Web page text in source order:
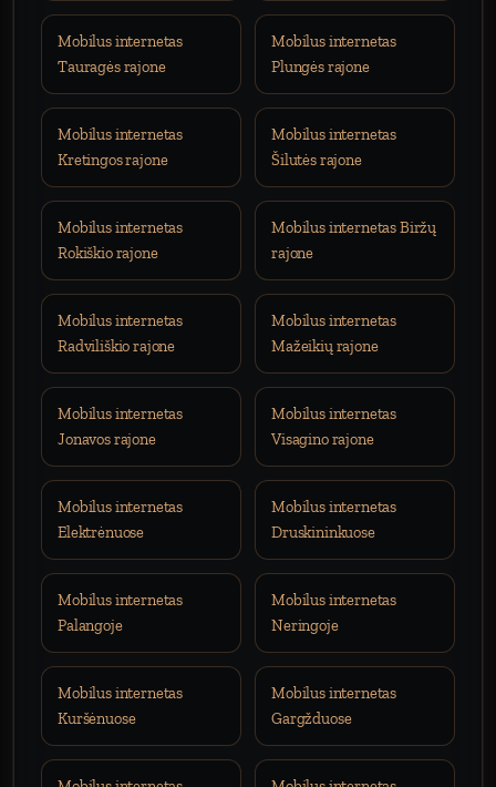
Mobilus internetas
Tauragės rajone
Mobilus internetas
Plungės rajone
Mobilus internetas
Kretingos rajone
Mobilus internetas
Šilutės rajone
Mobilus internetas
Rokiškio rajone
Mobilus internetas Biržų
rajone
Mobilus internetas
Radviliškio rajone
Mobilus internetas
Mažeikių rajone
Mobilus internetas
Jonavos rajone
Mobilus internetas
Visagino rajone
Mobilus internetas
Elektrėnuose
Mobilus internetas
Druskininkuose
Mobilus internetas
Palangoje
Mobilus internetas
Neringoje
Mobilus internetas
Kuršėnuose
Mobilus internetas
Gargžduose